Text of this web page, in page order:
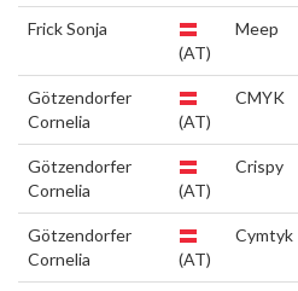
Frick Sonja
(AT)
Meep
Götzendorfer
Cornelia
(AT)
CMYK
Götzendorfer
Cornelia
(AT)
Crispy
Götzendorfer
Cornelia
(AT)
Cymtyk